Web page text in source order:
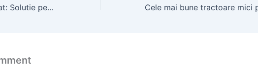
Ace Presa de Balotat: Solutie pentru Agricultura Moderna cu Tractoare